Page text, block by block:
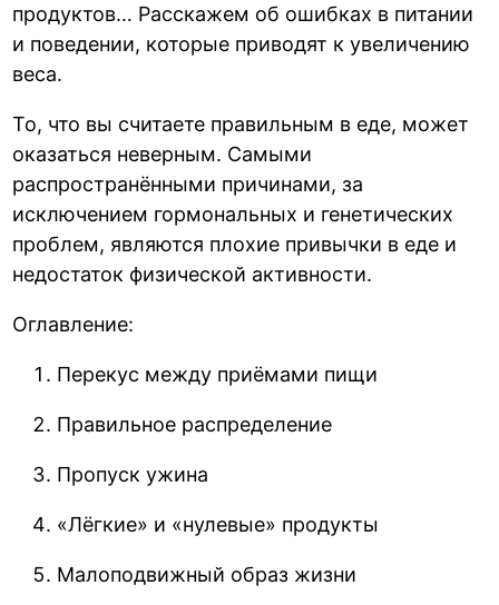
продуктов… Расскажем об ошибках в питании
и поведении, которые приводят к увеличению
веса.
То, что вы считаете правильным в еде, может
оказаться неверным. Самыми
распространёнными причинами, за
исключением гормональных и генетических
проблем, являются плохие привычки в еде и
недостаток физической активности.
Оглавление:
Перекус между приёмами пищи
Правильное распределение
Пропуск ужина
«Лёгкие» и «нулевые» продукты
Малоподвижный образ жизни